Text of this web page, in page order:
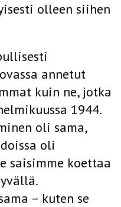
olleen siihen
annetut
kuin ne, jotka
1944.
oli sama,
oli
saisimme koettaa
– kuten se